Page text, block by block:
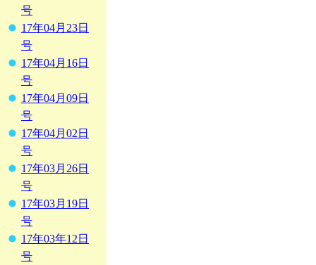
号
17年04月23日
号
17年04月16日
号
17年04月09日
号
17年04月02日
号
17年03月26日
号
17年03月19日
号
17年03年12日
号